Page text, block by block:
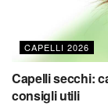
CAPELLI 2026
Capelli secchi:
consigli utili